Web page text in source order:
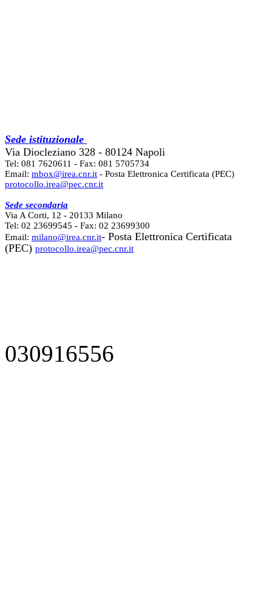
Sede istituzionale
Via Diocleziano 328 - 80124 Napoli
Tel: 081 7620611 - Fax: 081 5705734
Email: mbox@irea.cnr.it - Posta Elettronica Certificata (PEC)
protocollo.irea@pec.cnr.it
Sede secondaria
Via A Corti, 12 - 20133 Milano
Tel: 02 23699545 - Fax: 02 23699300
Email: milano@irea.cnr.it- Posta Elettronica Certificata
(PEC) protocollo.irea@pec.cnr.it
030916556